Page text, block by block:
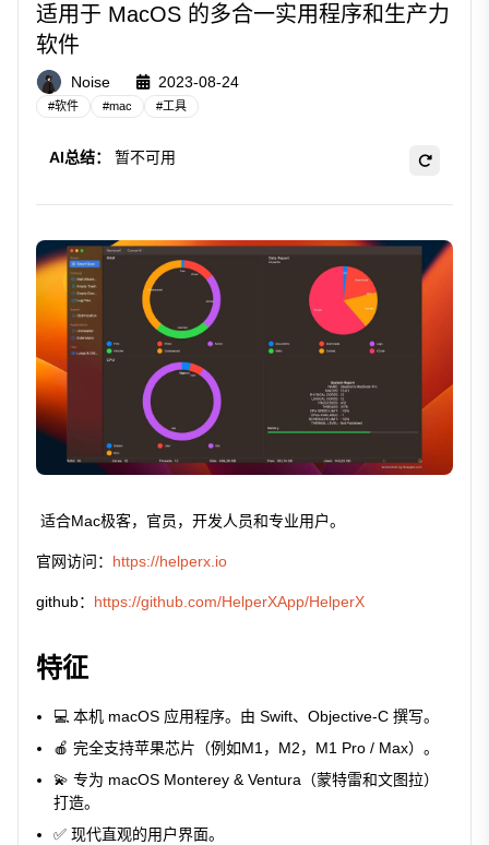
适用于 MacOS 的多合一实用程序和生产力
软件
Noise 2023-08-24
#软件 #mac #工具
AI总结： 暂不可用
适合Mac极客，官员，开发人员和专业用户。
官网访问： https://helperx.io
github： https://github.com/HelperXApp/HelperX
特征
💻 本机 macOS 应用程序。由 Swift、Objective-C 撰写。
🍎 完全支持苹果芯片（例如M1，M2，M1 Pro / Max）。
💫 专为 macOS Monterey & Ventura（蒙特雷和文图拉）
打造。
✅ 现代直观的用户界面。